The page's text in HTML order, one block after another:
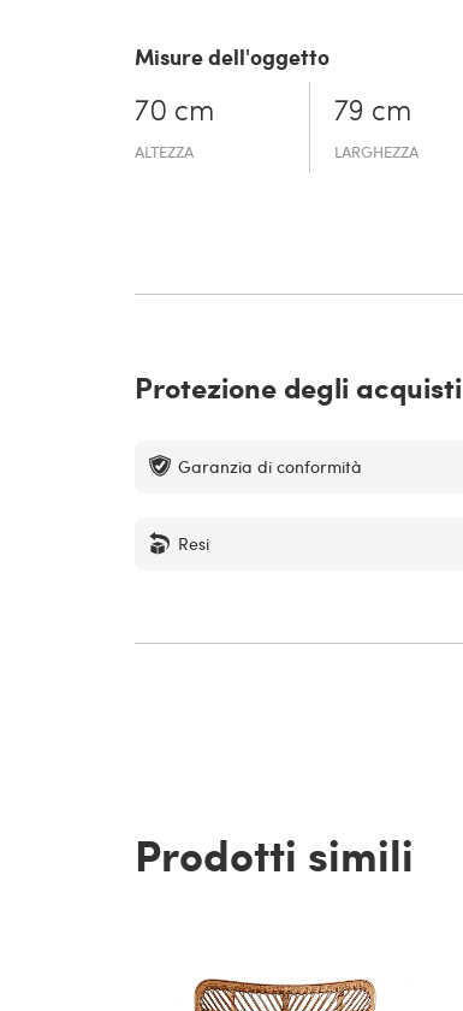
Misure dell'oggetto
70 cm
ALTEZZA
79 cm
LARGHEZZA
Protezione degli acquisti
Garanzia di conformità
Resi
Prodotti simili